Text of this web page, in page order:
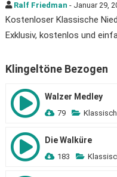
Ralf Friedman - Januar 29,
Kostenloser Klassische
Exklusiv, kostenlos und
Klingeltöne Bezogen
Walzer Medley
79
Die Walküre
183